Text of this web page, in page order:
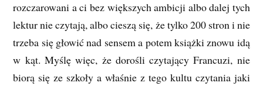
rozczarowani a ci bez większych ambicji albo dalej tych
lektur nie czytają, albo cieszą się, że tylko 200 stron i nie
trzeba się głowić nad sensem a potem książki znowu idą
w kąt. Myślę więc, że dorośli czytający Francuzi, nie
biorą się ze szkoły a właśnie z tego kultu czytania jaki